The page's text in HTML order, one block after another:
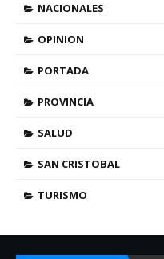
NACIONALES
OPINION
PORTADA
PROVINCIA
SALUD
SAN CRISTOBAL
TURISMO